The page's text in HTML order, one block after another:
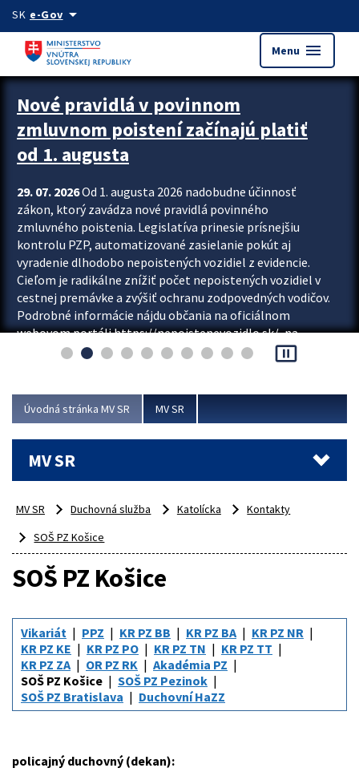
Preskocit na hlavný obsah
SK e-Govarrow_drop_down
Menu menu
Zastavit automatický posun upútavok
Nové pravidlá v povinnom
zmluvnom poistení začínajú platiť
od 1. augusta
29. 07. 2026Od 1. augusta 2026 nadobudne účinnosť
zákon, ktorý zavádza nové pravidlá povinného
zmluvného poistenia. Legislatíva prinesie prísnejšiu
kontrolu PZP, automatizované zasielanie pokút aj
vyradenie dlhodobo nepoistených vozidiel z evidencie.
Cieľom je radikálne znížiť počet nepoistených vozidiel v
cestnej premávke a zvýšiť ochranu zodpovedných vodičov.
Podrobné informácie nájdu občania na oficiálnom
webovom portáli https://nepoistenevozidlo.sk/, na
ktorom od augusta pribudne aj možnosť overiť si...
pause_presentation
Úvodná stránka MV SR MV SR
MV SR
MV SR Duchovná služba Katolícka
Kontakty
SOŠ PZ Košice
SOŠ PZ Košice
Vikariát PPZ KR PZ BB KR PZ BA
KR PZ NR
KR PZ KE
KR PZ PO KR PZ TN
KR PZ TT
KR PZ ZA
OR PZ RK
Akadémia PZ
SOŠ PZ Košice
SOŠ PZ Pezinok
SOŠ PZ Bratislava
Duchovní HaZZ
policajný duchovný (dekan):